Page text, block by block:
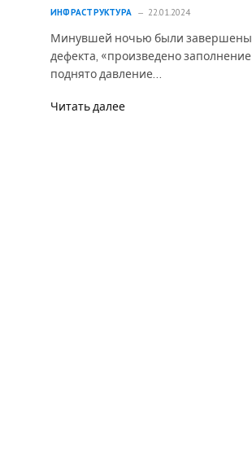
ИНФРАСТРУКТУРА 22.01.2024
Минувшей ночью были завершены
дефекта, «произведено
поднято давление…
Читать далее